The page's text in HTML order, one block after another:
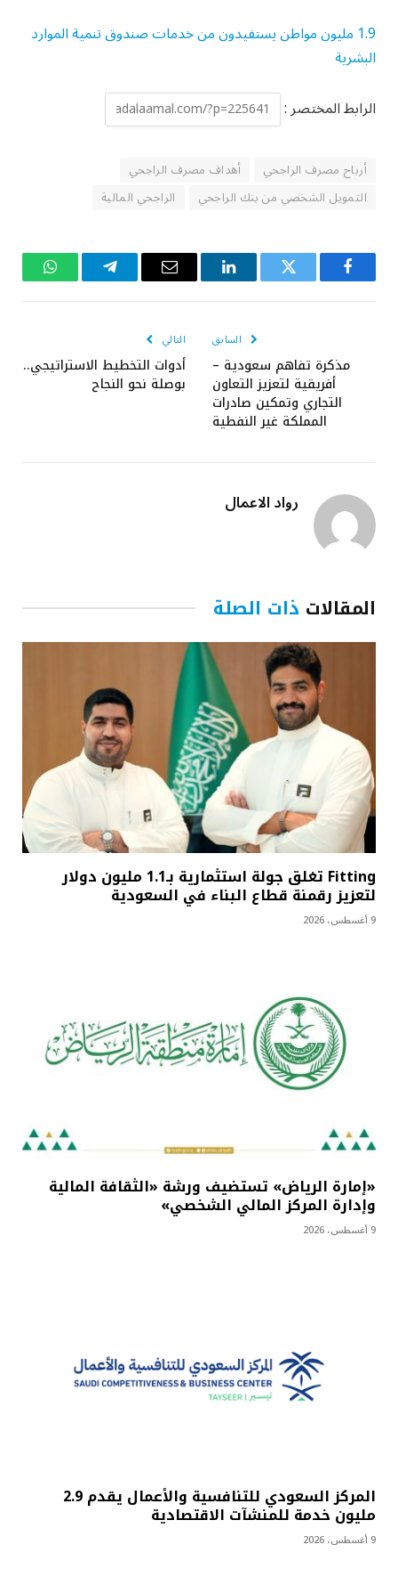
1.9 مليون مواطن يستفيدون من خدمات صندوق تنمية الموارد
البشرية
الرابط المختصر :
أرباح مصرف الراجحي
أهداف مصرف الراجحي
التمويل الشخصي من بنك الراجحي
الراجحي المالية
فيسبوك تويتر لينكدإن
البريد
تيلقرام واتساب
السابق
مذكرة تفاهم سعودية –
أفريقية لتعزيز التعاون
التجاري وتمكين صادرات
المملكة غير النفطية
التالي
أدوات التخطيط الاستراتيجي..
بوصلة نحو النجاح
رواد الاعمال
المقالات ذات الصلة
Fitting تغلق جولة استثمارية بـ1.1 مليون دولار
لتعزيز رقمنة قطاع البناء في السعودية
9 أغسطس، 2026
«إمارة الرياض» تستضيف ورشة «الثقافة المالية
وإدارة المركز المالي الشخصي»
9 أغسطس، 2026
المركز السعودي للتنافسية والأعمال يقدم 2.9
مليون خدمة للمنشآت الاقتصادية
9 أغسطس، 2026